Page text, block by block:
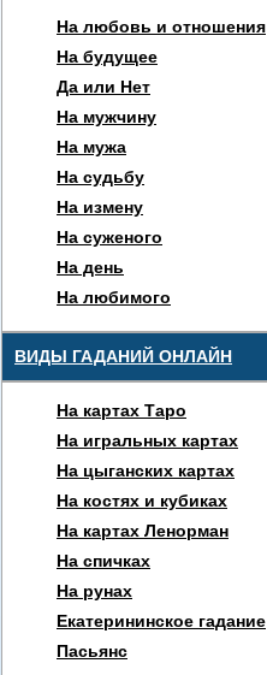
На любовь и отношения
На будущее
Да или Нет
На мужчину
На мужа
На судьбу
На измену
На суженого
На день
На любимого
ВИДЫ ГАДАНИЙ ОНЛАЙН
На картах Таро
На игральных картах
На цыганских картах
На костях и кубиках
На картах Ленорман
На спичках
На рунах
Екатерининское гадание
Пасьянс